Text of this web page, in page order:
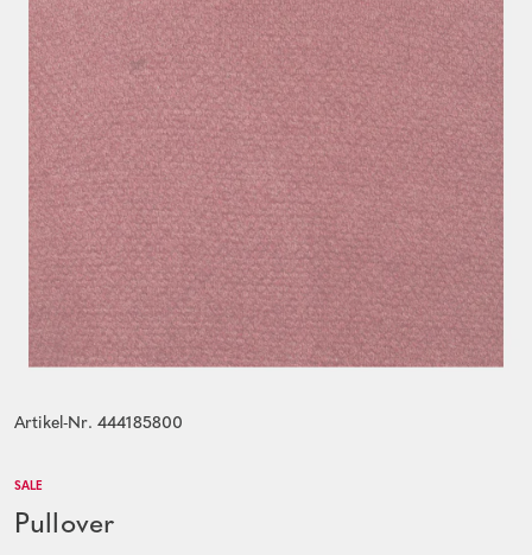
Artikel-Nr. 444185800
SALE
Pullover